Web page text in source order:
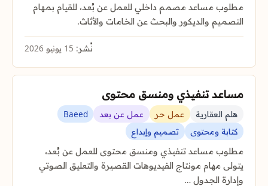
مطلوب مساعد مصمم داخلي للعمل عن بُعد، للقيام بمهام
التصميم والديكور والبحث عن الخامات والأثاث.
نُشر:
مساعد تنفيذي ومنسق محتوى
هلم العقارية عمل حر عمل عن بعد
Baeed
كتابة ومحتوى
تصميم وإبداع
مطلوب مساعد تنفيذي ومنسق محتوى للعمل عن بُعد،
يتولى مهام مونتاج الفيديوهات القصيرة والتعليق الصوتي
وإدارة الجدول …